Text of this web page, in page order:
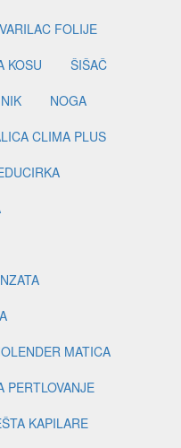
FOLIJE
KOSU
ŠIŠAČ
NOGA
CLIMA PLUS
MATICA
PERTLOVANJE
KAPILARE